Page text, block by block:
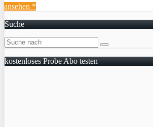
ansehen *
Suche
kostenloses Probe Abo testen